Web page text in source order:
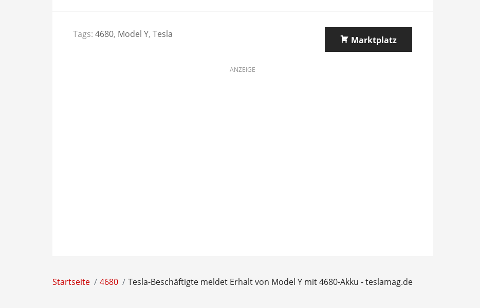
Tags: 4680, Model Y, Tesla
Marktplatz
ANZEIGE
Startseite 4680 Tesla-Beschäftigte meldet Erhalt von Model Y mit 4680-Akku - teslamag.de